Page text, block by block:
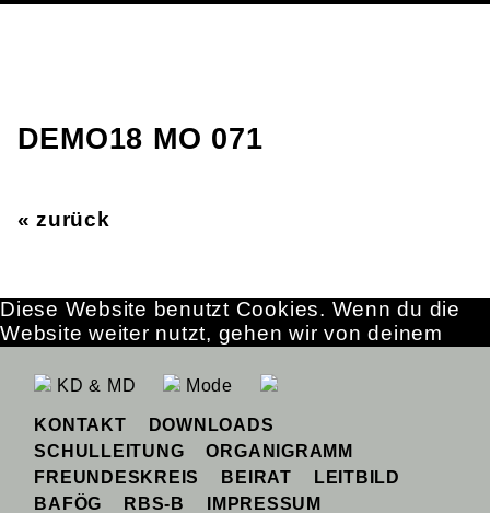
DEMO18 MO 071
« zurück
KD & MD Mode
KONTAKT
DOWNLOADS
SCHULLEITUNG
ORGANIGRAMM
FREUNDESKREIS
BEIRAT
LEITBILD
BAFÖG
RBS-B IMPRESSUM
Diese Website benutzt Cookies. Wenn du die
Website weiter nutzt, gehen wir von deinem